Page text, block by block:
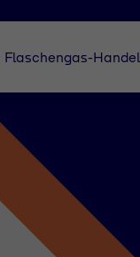
Flaschengas-Handel